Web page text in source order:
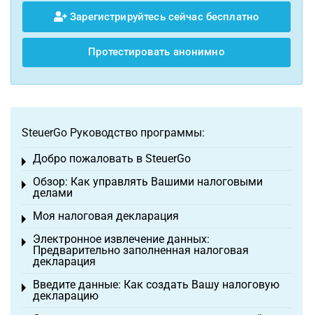
Зарегистрируйтесь сейчас бесплатно
Протестировать анонимно
SteuerGo Руководство программы:
Добро пожаловать в SteuerGo
Toggle menu
Обзор: Как управлять Вашими налоговыми
делами
Toggle menu
Моя налоговая декларация
Toggle menu
Электронное извлечение данных:
Предварительно заполненная налоговая
декларация
Toggle menu
Введите данные: Как создать Вашу налоговую
декларацию
Toggle menu